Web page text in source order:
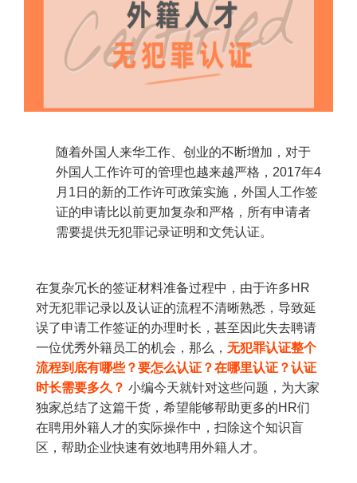
随着外国人来华工作、创业的不断增加，对于
外国人工作许可的管理也越来越严格，2017年4
月1日的新的工作许可政策实施，外国人工作签
证的申请比以前更加复杂和严格，所有申请者
需要提供无犯罪记录证明和文凭认证。
在复杂冗长的签证材料准备过程中，由于许多HR
对无犯罪记录以及认证的流程不清晰熟悉，导致延
误了申请工作签证的办理时长，甚至因此失去聘请
一位优秀外籍员工的机会，那么， 无犯罪认证整个
流程到底有哪些？要怎么认证？在哪里认证？认证
时长需要多久？ 小编今天就针对这些问题，为大家
独家总结了这篇干货，希望能够帮助更多的HR们
在聘用外籍人才的实际操作中，扫除这个知识盲
区，帮助企业快速有效地聘用外籍人才。